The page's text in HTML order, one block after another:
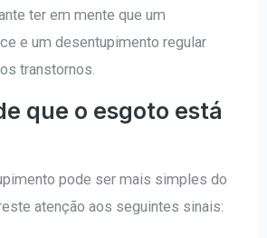
ter em mente que um
e um desentupimento regular
transtornos.
que o esgoto está
pode ser mais simples do
atenção aos seguintes sinais: